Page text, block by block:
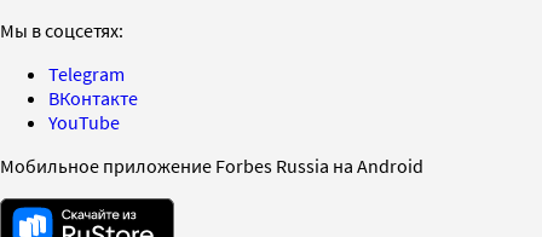
Мы в соцсетях:
Telegram
ВКонтакте
YouTube
Мобильное приложение Forbes Russia на Android